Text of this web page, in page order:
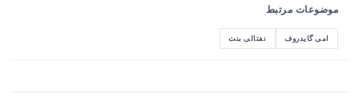
موضوعات مرتبط
امی گایدروف نفتالی بنت